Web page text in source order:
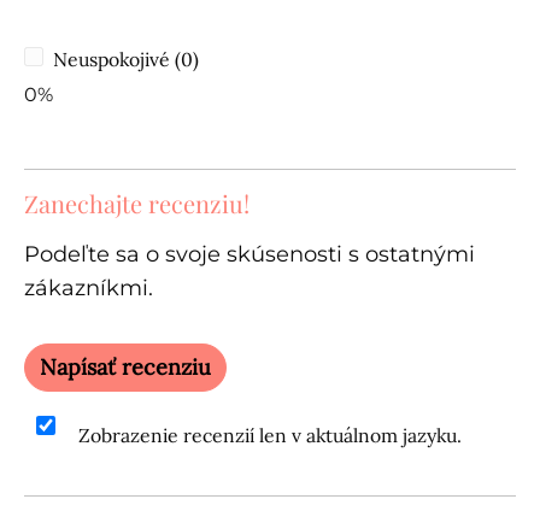
Neuspokojivé (0)
0%
Zanechajte recenziu!
Podeľte sa o svoje skúsenosti s ostatnými
zákazníkmi.
Napísať recenziu
Zobrazenie recenzií len v aktuálnom jazyku.